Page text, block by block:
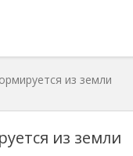
из земли
из земли